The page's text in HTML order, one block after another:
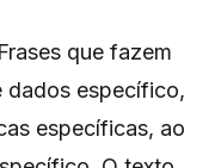
Frases que fazem
dados específico,
específicas, ao